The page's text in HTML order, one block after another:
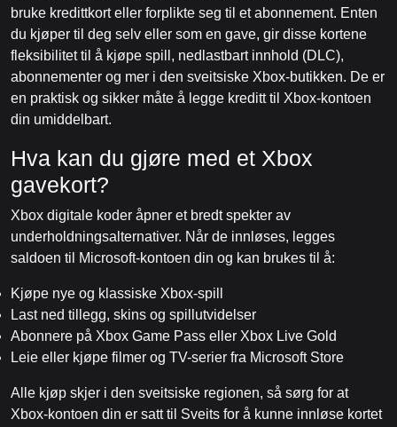
bruke kredittkort eller forplikte seg til et abonnement. Enten
du kjøper til deg selv eller som en gave, gir disse kortene
fleksibilitet til å kjøpe spill, nedlastbart innhold (DLC),
abonnementer og mer i den sveitsiske Xbox-butikken. De er
en praktisk og sikker måte å legge kreditt til Xbox-kontoen
din umiddelbart.
Hva kan du gjøre med et Xbox
gavekort?
Xbox digitale koder åpner et bredt spekter av
underholdningsalternativer. Når de innløses, legges
saldoen til Microsoft-kontoen din og kan brukes til å:
Kjøpe nye og klassiske Xbox-spill
Last ned tillegg, skins og spillutvidelser
Abonnere på Xbox Game Pass eller Xbox Live Gold
Leie eller kjøpe filmer og TV-serier fra Microsoft Store
Alle kjøp skjer i den sveitsiske regionen, så sørg for at
Xbox-kontoen din er satt til Sveits for å kunne innløse kortet